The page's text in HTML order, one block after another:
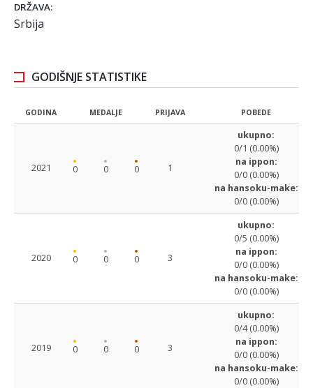
DRŽAVA:
Srbija
GODIŠNJE STATISTIKE
GODINA MEDALJE PRIJAVA POBEDE
2021 0 0 0 1
ukupno:
0/1 (0.00%)
na ippon:
0/0 (0.00%)
na hansoku-make:
0/0 (0.00%)
2020 0 0 0 3
ukupno:
0/5 (0.00%)
na ippon:
0/0 (0.00%)
na hansoku-make:
0/0 (0.00%)
2019 0 0 0 3
ukupno:
0/4 (0.00%)
na ippon:
0/0 (0.00%)
na hansoku-make:
0/0 (0.00%)